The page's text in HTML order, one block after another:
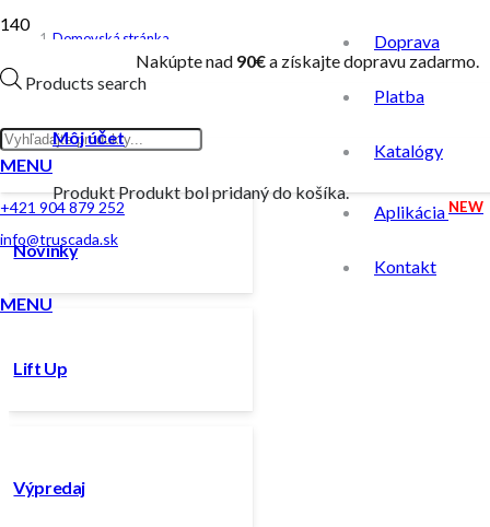
Nakúpte nad 90€a získajte dopravu zadarmo.
Products search
Doprava
Platba
Katalógy
Aplikácia NEW
Kontakt
MENU
Môj účet
ProduktProduktbol pridaný do košíka.
+421 904 879 252
info@truscada.sk
MENU
Domovská stránka
/
Novinky
Lift Up
Výpredaj